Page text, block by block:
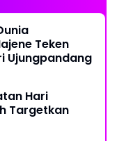
Teken
Ujungpandang
Hari
Targetkan